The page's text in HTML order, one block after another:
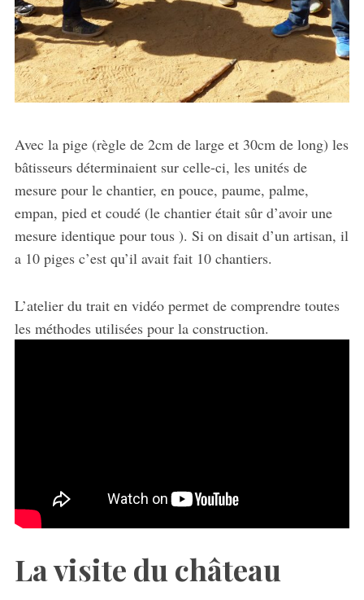
Avec la pige (règle de 2cm de large et 30cm de long) les
bâtisseurs déterminaient sur celle-ci, les unités de
mesure pour le chantier, en pouce, paume, palme,
empan, pied et coudé (le chantier était sûr d’avoir une
mesure identique pour tous ). Si on disait d’un artisan, il
a 10 piges c’est qu’il avait fait 10 chantiers.
L’atelier du trait en vidéo permet de comprendre toutes
les méthodes utilisées pour la construction.
La visite du château